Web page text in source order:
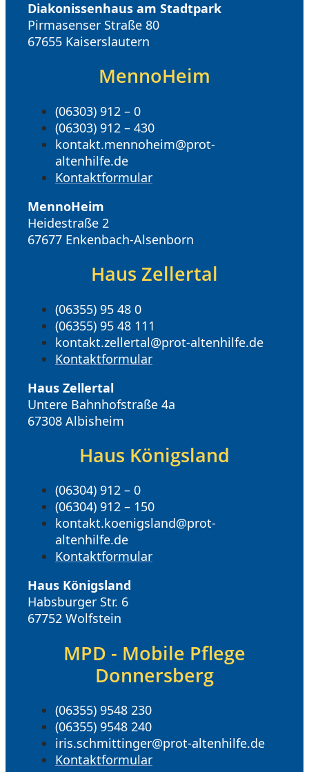
Diakonissenhaus am Stadtpark
Pirmasenser Straße 80
67655 Kaiserslautern
MennoHeim
(06303) 912 – 0
(06303) 912 – 430
kontakt.mennoheim@prot-
altenhilfe.de
Kontaktformular
MennoHeim
Heidestraße 2
67677 Enkenbach-Alsenborn
Haus Zellertal
(06355) 95 48 0
(06355) 95 48 111
kontakt.zellertal@prot-altenhilfe.de
Kontaktformular
Haus Zellertal
Untere Bahnhofstraße 4a
67308 Albisheim
Haus Königsland
(06304) 912 – 0
(06304) 912 – 150
kontakt.koenigsland@prot-
altenhilfe.de
Kontaktformular
Haus Königsland
Habsburger Str. 6
67752 Wolfstein
MPD - Mobile Pflege
Donnersberg
(06355) 9548 230
(06355) 9548 240
iris.schmittinger@prot-altenhilfe.de
Kontaktformular